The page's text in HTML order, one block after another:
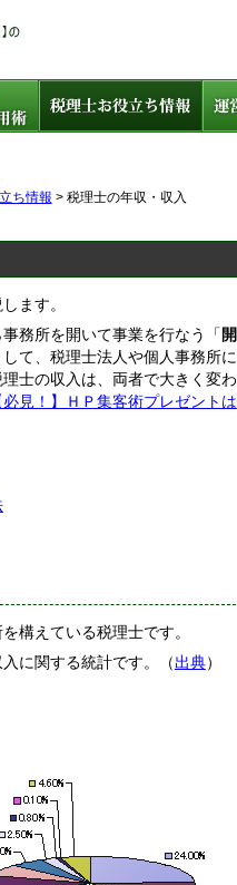
ち情報 > 税理士の年収・収入
ます。
務所を開いて事業を行なう「 開
て、税理士法人や個人事務所に
士の収入は、両者で大きく変わ
見！】ＨＰ集客術プレゼントは
構えている税理士です。
に関する統計です。（出典）